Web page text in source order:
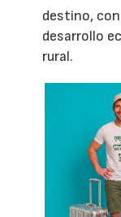
destino,
desarrollo
rural.